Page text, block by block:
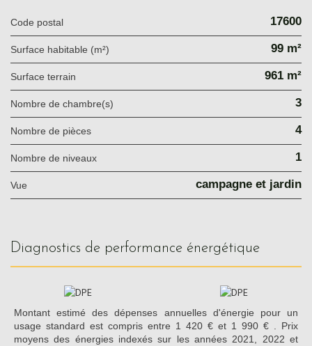
Code postal 17600
Surface habitable (m²) 99 m²
surface terrain 961 m²
Nombre de chambre(s) 3
Nombre de pièces 4
Nombre de niveaux 1
Vue campagne et jardin
diagnostics de performance énergétique
Montant estimé des dépenses annuelles d'énergie pour un
usage standard est compris entre 1 420 € et 1 990 € . Prix
moyens des énergies indexés sur les années 2021, 2022 et